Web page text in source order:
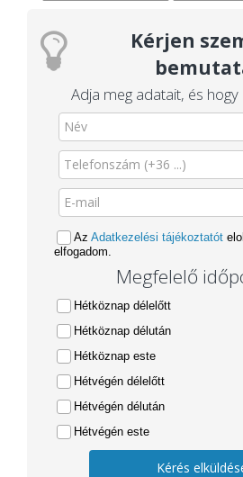
Kérjen
Adja meg adatait, és
Az Adatkezelési tájékoztatót
elfogadom.
Megfelelő
Hétköznap délelőtt
Hétköznap délután
Hétköznap este
Hétvégén délelőtt
Hétvégén délután
Hétvégén este
Kérés